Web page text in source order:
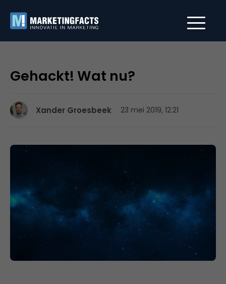
Gehackt! Wat nu?
Xander Groesbeek 23 mei 2019, 12:21